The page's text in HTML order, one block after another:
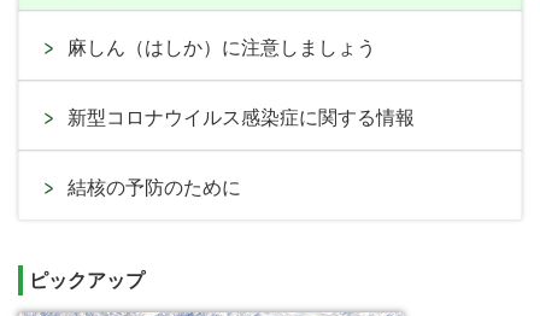
麻しん（はしか）に注意しましょう
新型コロナウイルス感染症に関する情報
結核の予防のために
ピックアップ